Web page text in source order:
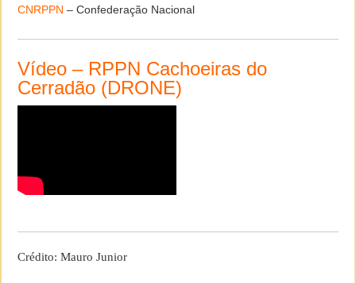
CNRPPN – Confederação Nacional
Vídeo – RPPN Cachoeiras do
Cerradão (DRONE)
Crédito: Mauro Junior